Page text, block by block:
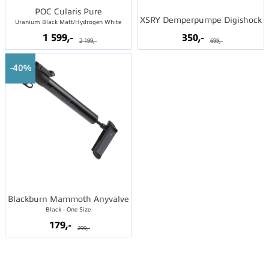
POC Cularis Pure
Uranium Black Matt/Hydrogen White
1 599,- 2 199,-
XSRY Demperpumpe Digishock
350,- 699,-
40%
Blackburn Mammoth Anyvalve
Black - One Size
179,- 299,-